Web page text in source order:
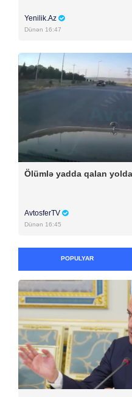
Yenilik.Az
Dünən 16:47
Ölümlə yadda qalan
AvtosferTV
Dünən 16:45
POPULYAR